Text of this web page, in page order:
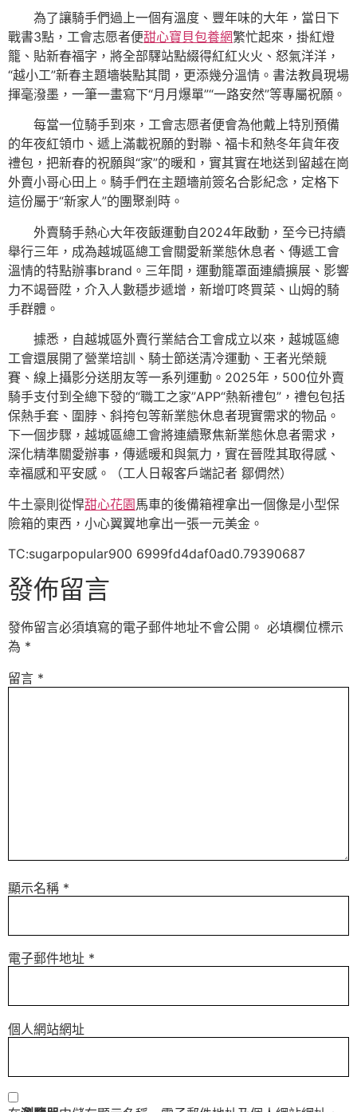
為了讓騎手們過上一個有溫度、豐年味的大年，當日下
戰書3點，工會志愿者便甜心寶貝包養網繁忙起來，掛紅燈
籠、貼新春福字，將全部驛站點綴得紅紅火火、怒氣洋洋，
“越小工”新春主題墻裝點其間，更添幾分溫情。書法教員現場
揮毫潑墨，一筆一畫寫下“月月爆單”“一路安然”等專屬祝願。
每當一位騎手到來，工會志愿者便會為他戴上特別預備
的年夜紅領巾、遞上滿載祝願的對聯、福卡和熱冬年貨年夜
禮包，把新春的祝願與“家”的暖和，實其實在地送到留越在崗
外賣小哥心田上。騎手們在主題墻前簽名合影紀念，定格下
這份屬于“新家人”的團聚剎時。
外賣騎手熱心大年夜飯運動自2024年啟動，至今已持續
舉行三年，成為越城區總工會關愛新業態休息者、傳遞工會
溫情的特點辦事brand。三年間，運動籠罩面連續擴展、影響
力不竭晉陞，介入人數穩步遞增，新增叮咚買菜、山姆的騎
手群體。
據悉，自越城區外賣行業結合工會成立以來，越城區總
工會還展開了營業培訓、騎士節送清冷運動、王者光榮競
賽、線上攝影分送朋友等一系列運動。2025年，500位外賣
騎手支付到全總下發的“職工之家”APP“熱新禮包”，禮包包括
保熱手套、圍脖、斜挎包等新業態休息者現實需求的物品。
下一個步驟，越城區總工會將連續聚焦新業態休息者需求，
深化精準關愛辦事，傳遞暖和與氣力，實在晉陞其取得感、
幸福感和平安感。（工人日報客戶端記者 鄒倜然）
牛土豪則從悍甜心花園馬車的後備箱裡拿出一個像是小型保
險箱的東西，小心翼翼地拿出一張一元美金。
TC:sugarpopular900 6999fd4daf0ad0.79390687
發佈留言
發佈留言必須填寫的電子郵件地址不會公開。 必填欄位標示
為 *
留言 *
顯示名稱 *
電子郵件地址 *
個人網站網址